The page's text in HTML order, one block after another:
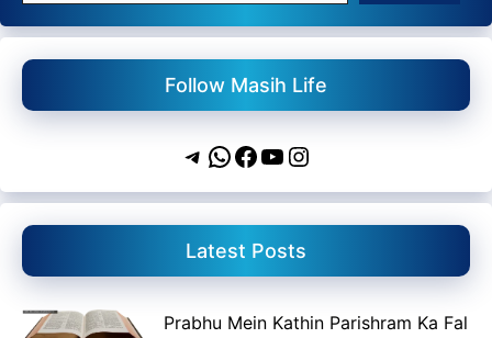
Follow Masih Life
Telegram
WhatsApp
Facebook
YouTube
Instagram
Latest Posts
Prabhu Mein Kathin Parishram Ka Fal